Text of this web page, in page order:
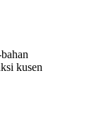
kusen